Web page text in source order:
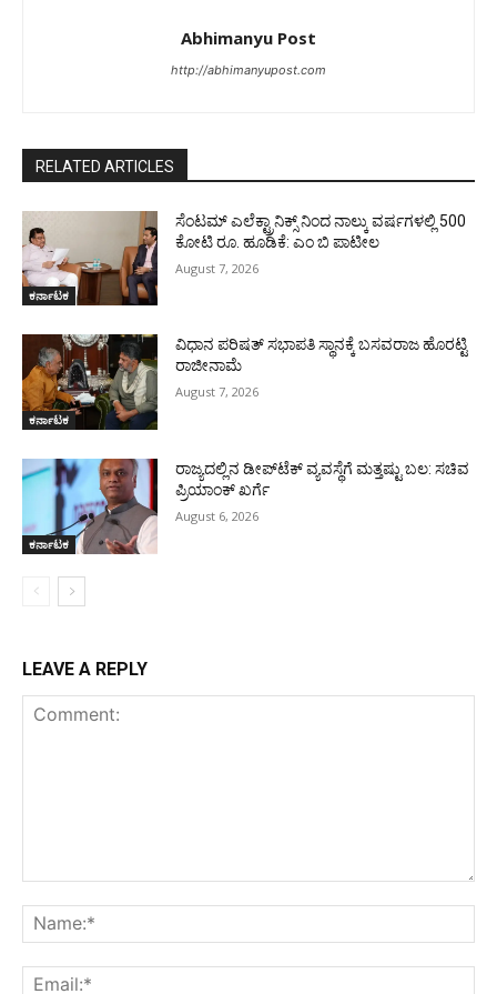
Abhimanyu Post
http://abhimanyupost.com
RELATED ARTICLES
ಕರ್ನಾಟಕ
ಸೆಂಟಮ್ ಎಲೆಕ್ಟ್ರಾನಿಕ್ಸ್ ನಿಂದ ನಾಲ್ಕು ವರ್ಷಗಳಲ್ಲಿ 500
ಕೋಟಿ ರೂ. ಹೂಡಿಕೆ: ಎಂ ಬಿ ಪಾಟೀಲ
August 7, 2026
ಕರ್ನಾಟಕ
ವಿಧಾನ ಪರಿಷತ್ ಸಭಾಪತಿ ಸ್ಥಾನಕ್ಕೆ ಬಸವರಾಜ ಹೊರಟ್ಟಿ
ರಾಜೀನಾಮೆ
August 7, 2026
ಕರ್ನಾಟಕ
ರಾಜ್ಯದಲ್ಲಿನ ಡೀಪ್‌ಟೆಕ್‌ ವ್ಯವಸ್ಥೆಗೆ ಮತ್ತಷ್ಟು ಬಲ: ಸಚಿವ
ಪ್ರಿಯಾಂಕ್ ಖರ್ಗೆ
August 6, 2026
LEAVE A REPLY